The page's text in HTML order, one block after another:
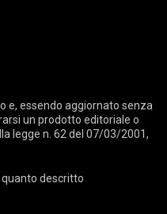
e, essendo aggiornato senza
un prodotto editoriale o
legge n. 62 del 07/03/2001,
quanto descritto